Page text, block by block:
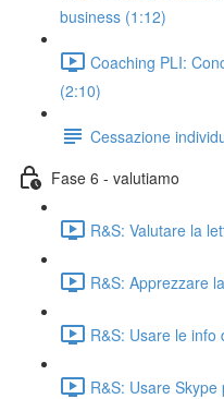
business (1:12)
Coaching PLI:
(2:10)
Cessazione
Fase 6 - valutiamo
R&S: Valutare la
R&S: Apprezzare
R&S: Usare le
R&S: Usare